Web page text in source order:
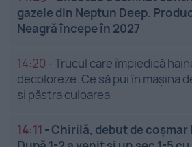
gazele din Neptun Deep.
Neagră începe în 2027
14:20 -Trucul care împiedică
decoloreze. Ce să pui în mașina
și păstra culoarea
14:11 -Chirilă, debut de coșmar